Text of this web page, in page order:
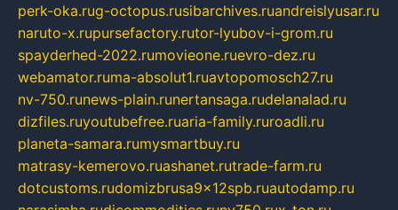
perk-oka.rug-octopus.rusibarchives.ruandreislyusar.ru
naruto-x.rupursefactory.rutor-lyubov-i-grom.ru
spayderhed-2022.rumovieone.ruevro-dez.ru
webamator.ruma-absolut1.ruavtopomosch27.ru
nv-750.runews-plain.runertansaga.rudelanalad.ru
dizfiles.ruyoutubefree.ruaria-family.ruroadli.ru
planeta-samara.rumysmartbuy.ru
matrasy-kemerovo.ruashanet.rutrade-farm.ru
dotcustoms.rudomizbrusa9x12spb.ruautodamp.ru